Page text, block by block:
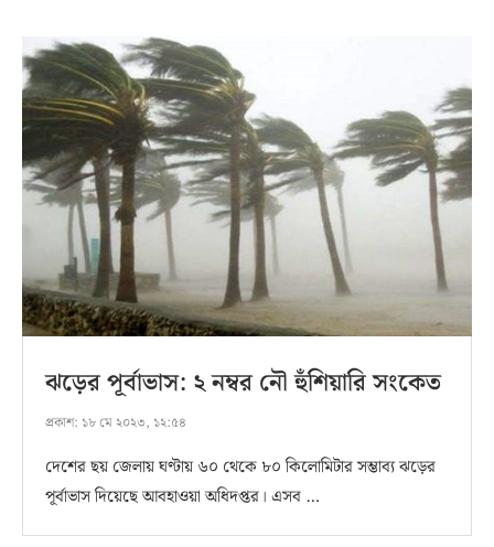
ঝড়ের পূর্বাভাস: ২ নম্বর নৌ হুঁশিয়ারি সংকেত
প্রকাশ: ১৮ মে ২০২৩, ১২:৫৪
দেশের ছয় জেলায় ঘণ্টায় ৬০ থেকে ৮০ কিলোমিটার সম্ভাব্য ঝড়ের
পূর্বাভাস দিয়েছে আবহাওয়া অধিদপ্তর। এসব …